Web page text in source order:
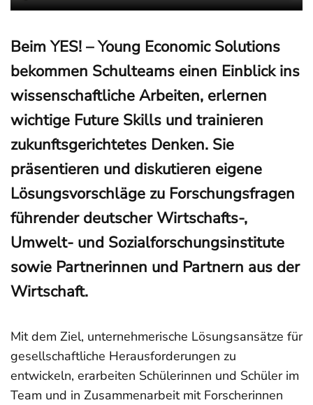
BeimYES! – Young Economic Solutions
bekommen Schulteams einen Einblick ins
wissenschaftliche Arbeiten, erlernen
wichtige Future Skills und trainieren
zukunftsgerichtetes Denken. Sie
präsentieren und diskutieren eigene
Lösungsvorschläge zu Forschungsfragen
führender deutscher Wirtschafts-,
Umwelt- und Sozialforschungsinstitute
sowie Partnerinnen und Partnern aus der
Wirtschaft.
Mit dem Ziel, unternehmerische Lösungsansätze für
gesellschaftliche Herausforderungen zu
entwickeln, erarbeiten Schülerinnen und Schüler im
Team und in Zusammenarbeit mit Forscherinnen